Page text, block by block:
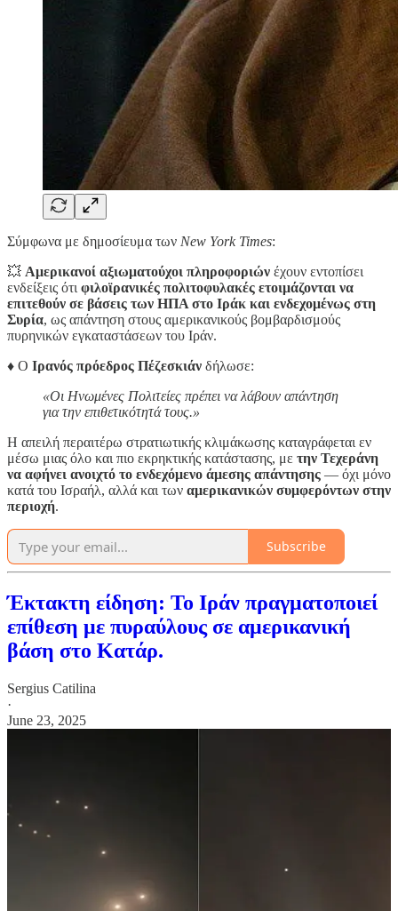
Σύμφωνα με δημοσίευμα των New York Times:
💥 Αμερικανοί αξιωματούχοι πληροφοριών έχουν εντοπίσει
ενδείξεις ότι φιλοϊρανικές πολιτοφυλακές ετοιμάζονται να
επιτεθούν σε βάσεις των ΗΠΑ στο Ιράκ και ενδεχομένως στη
Συρία, ως απάντηση στους αμερικανικούς βομβαρδισμούς
πυρηνικών εγκαταστάσεων του Ιράν.
♦️ Ο Ιρανός πρόεδρος Πέζεσκιάν δήλωσε:
«Οι Ηνωμένες Πολιτείες πρέπει να λάβουν απάντηση
για την επιθετικότητά τους.»
Η απειλή περαιτέρω στρατιωτικής κλιμάκωσης καταγράφεται εν
μέσω μιας όλο και πιο εκρηκτικής κατάστασης, με την Τεχεράνη
να αφήνει ανοιχτό το ενδεχόμενο άμεσης απάντησης — όχι μόνο
κατά του Ισραήλ, αλλά και των αμερικανικών συμφερόντων στην
περιοχή.
Subscribe
Έκτακτη είδηση: Το Ιράν πραγματοποιεί
επίθεση με πυραύλους σε αμερικανική
βάση στο Κατάρ.
Sergius Catilina
·
June 23, 2025